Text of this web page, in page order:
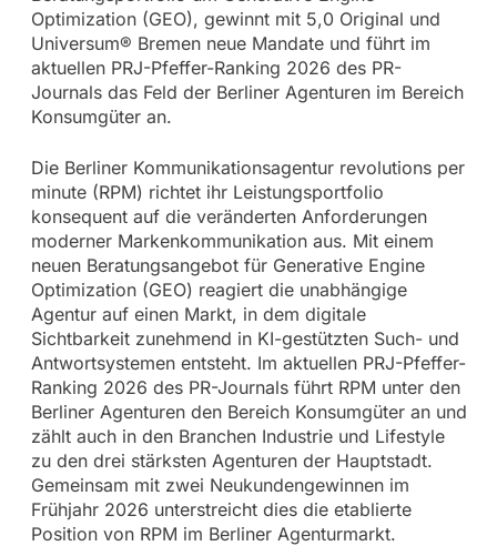
Optimization (GEO), gewinnt mit 5,0 Original und
Universum® Bremen neue Mandate und führt im
aktuellen PRJ-Pfeffer-Ranking 2026 des PR-
Journals das Feld der Berliner Agenturen im Bereich
Konsumgüter an.
Die Berliner Kommunikationsagentur revolutions per
minute (RPM) richtet ihr Leistungsportfolio
konsequent auf die veränderten Anforderungen
moderner Markenkommunikation aus. Mit einem
neuen Beratungsangebot für Generative Engine
Optimization (GEO) reagiert die unabhängige
Agentur auf einen Markt, in dem digitale
Sichtbarkeit zunehmend in KI-gestützten Such- und
Antwortsystemen entsteht. Im aktuellen PRJ-Pfeffer-
Ranking 2026 des PR-Journals führt RPM unter den
Berliner Agenturen den Bereich Konsumgüter an und
zählt auch in den Branchen Industrie und Lifestyle
zu den drei stärksten Agenturen der Hauptstadt.
Gemeinsam mit zwei Neukundengewinnen im
Frühjahr 2026 unterstreicht dies die etablierte
Position von RPM im Berliner Agenturmarkt.